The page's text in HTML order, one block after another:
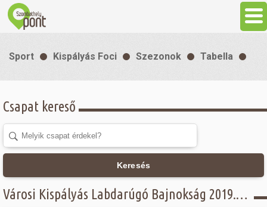
Látnivalók
Gasztronómia
Szállás
Sport Kispályás Foci Szezonok Tabella
Csapat kereső
Keresés
Városi Kispályás Labdarúgó Bajnokság 2019. - Öregfiúk osztály, Concordia Üzemanyagkutak Kft. -